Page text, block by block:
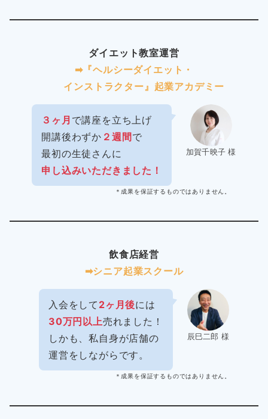
ダイエット教室運営
➡︎『ヘルシーダイエット・
インストラクター』起業アカデミー
加賀千映子 様
３ヶ月 で講座を立ち上げ
開講後わずか ２週間で
最初の生徒さんに
申し込みいただきました！
＊成果を保証するものではありません。
飲食店経営
➡︎シニア起業スクール
辰巳二郎 様
入会をして 2ヶ月後には
30万円以上売れました！
しかも、私自身が店舗の
運営をしながらです。
＊成果を保証するものではありません。